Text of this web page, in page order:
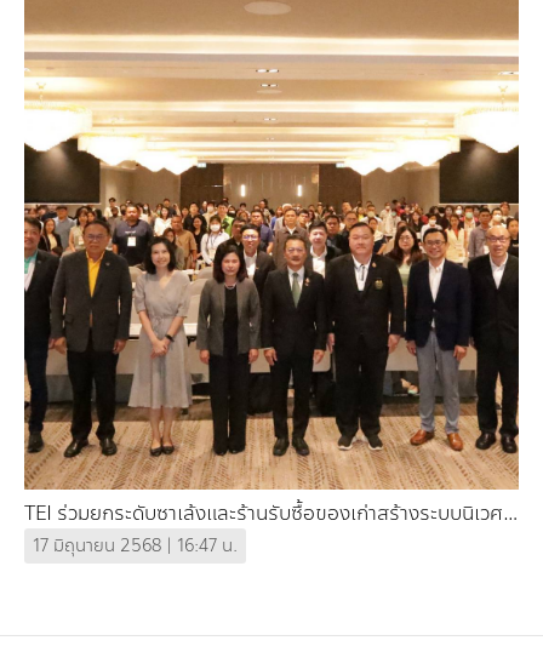
รางวัลและเกียรติประวัติ
กองทุน
กองทุน ดร.ธีระ พันธุมวนิช
กองทุนสุขภาพกับสภาวะโลกร้อน
TEI ร่วมยกระดับซาเล้งและร้านรับซื้อของเก่าสร้างระบบนิเวศ
เศรษฐกิจหมุนเวียน
17 มิถุนายน 2568 | 16:47 น.